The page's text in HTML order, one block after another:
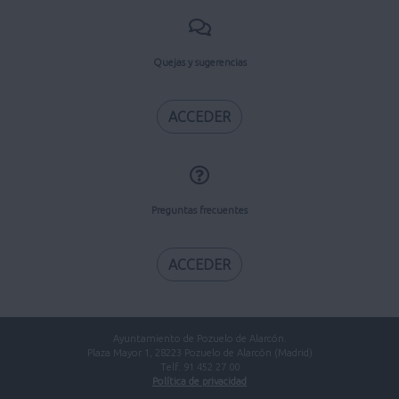
Quejas y sugerencias
ACCEDER
Preguntas frecuentes
ACCEDER
Ayuntamiento de Pozuelo de Alarcón.
Plaza Mayor 1, 28223 Pozuelo de Alarcón (Madrid)
Telf. 91 452 27 00
Política de privacidad